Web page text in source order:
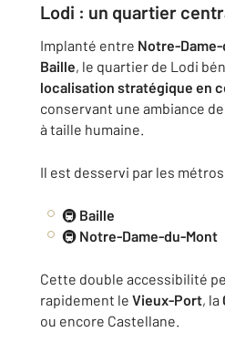
Lodi : un quartier
Implanté entre Notre-
Baille, le quartier de Lodi
localisation stratégique en
conservant une ambiance
à taille humaine.
Il est desservi par les
🚇 Baille
🚇 Notre-Dame-du-Mont
Cette double accessibilité
rapidement le Vieux-Port, la
ou encore Castellane.